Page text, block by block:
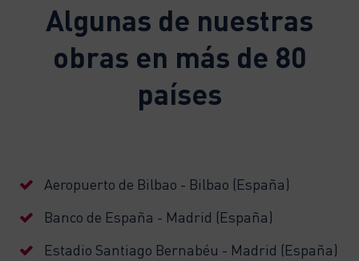
Algunas de nuestras
obras en más de 80
países
Aeropuerto de Bilbao - Bilbao (España)
Banco de España - Madrid (España)
Estadio Santiago Bernabéu - Madrid (España)